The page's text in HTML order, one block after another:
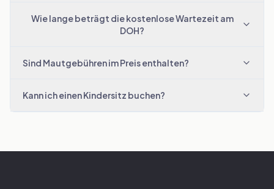
Wie lange beträgt die kostenlose Wartezeit am
DOH?
Sind Mautgebühren im Preis enthalten?
Kann ich einen Kindersitz buchen?